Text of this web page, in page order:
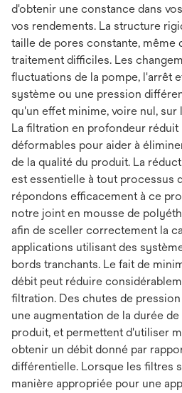
d'obtenir une constance dans
vos rendements. La structure
taille de pores constante, même
traitement difficiles. Les
fluctuations de la pompe, l'arrêt
système ou une pression
qu'un effet minime, voire nul,
La filtration en profondeur réduit
déformables pour aider à
de la qualité du produit. La
est essentielle à tout processus
répondons efficacement à ce
notre joint en mousse de
afin de sceller correctement la
applications utilisant des
bords tranchants. Le fait de
débit peut réduire
filtration. Des chutes de
une augmentation de la durée
produit, et permettent d'utiliser
obtenir un débit donné par
différentielle. Lorsque les filtres
manière appropriée pour une